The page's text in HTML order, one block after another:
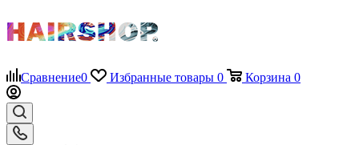
Сравнение0 Избранные товары 0 Корзина 0